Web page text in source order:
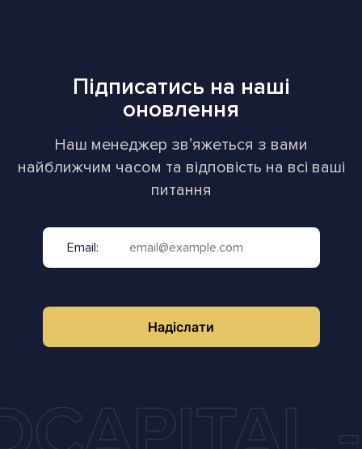
Підписатись на наші
оновлення
Наш менеджер звʼяжеться з вами
найближчим часом та відповість на всі ваші
питання
Email:
Надіслати